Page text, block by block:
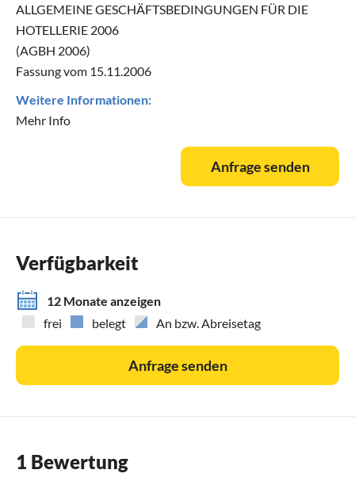
ALLGEMEINE GESCHÄFTSBEDINGUNGEN FÜR DIE
HOTELLERIE 2006
(AGBH 2006)
Fassung vom 15.11.2006
Weitere Informationen:
Mehr Info
Anfrage senden
Verfügbarkeit
12 Monate anzeigen
frei
belegt An bzw. Abreisetag
Anfrage senden
1 Bewertung